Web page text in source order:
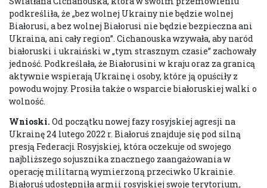
podkreśliła, że „bez wolnej Ukrainy nie będzie wolnej
Białorusi, a bez wolnej Białorusi nie będzie bezpieczna ani
Ukraina, ani cały region”. Cichanouska wzywała, aby naród
białoruski i ukraiński w „tym strasznym czasie” zachowały
jedność. Podkreślała, że Białorusini w kraju oraz za granicą
aktywnie wspierają Ukrainę i osoby, które ją opuściły z
powodu wojny. Prosiła także o wsparcie białoruskiej walki o
wolność.
Wnioski. Od początku nowej fazy rosyjskiej agresji na
Ukrainę 24 lutego 2022 r. Białoruś znajduje się pod silną
presją Federacji Rosyjskiej, która oczekuje od swojego
najbliższego sojusznika znacznego zaangażowania w
operację militarną wymierzoną przeciwko Ukrainie.
Białoruś udostępniła armii rosyjskiej swoje terytorium,